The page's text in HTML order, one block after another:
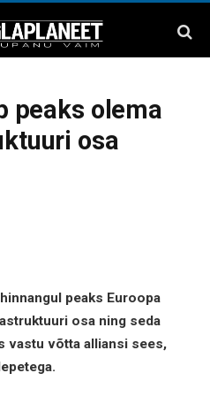
peaks olema
osa
peaks Euroopa
osa ning seda
vastu võtta alliansi sees,